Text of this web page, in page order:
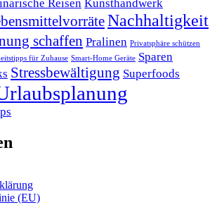
Reisen Kunsthandwerk
Nachhaltigkeit
schaffen Pralinen Privatsphäre schützen
für Zuhause Smart-Home Geräte Sparen
Stressbewältigung Superfoods
(EU)